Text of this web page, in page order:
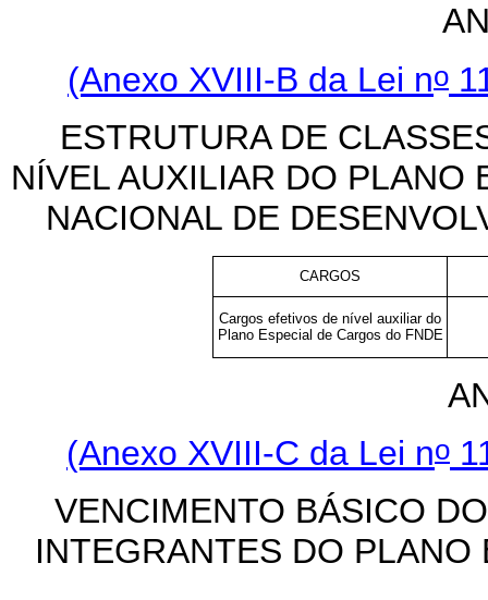
(Anexo XVIII-B da Lei no
ESTRUTURA DE
NÍVEL AUXILIAR DO PLANO
NACIONAL DE
CARGOS
Cargos efetivos de nível auxiliar do
Plano Especial de Cargos do FNDE
(Anexo XVIII-C da Lei no
VENCIMENTO BÁSICO
INTEGRANTES DO